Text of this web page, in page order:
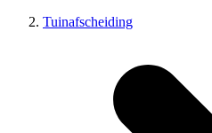
Tuinafscheiding